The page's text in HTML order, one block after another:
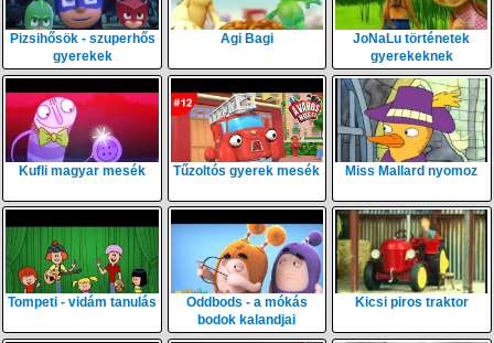
Pizsihősök - szuperhős
gyerekek
Agi Bagi
JoNaLu történetek
gyerekeknek
Kufli magyar mesék Tűzoltós gyerek mesék Miss Mallard nyomoz
Tompeti - vidám tanulás
Oddbods - a mókás
bodok kalandjai
Kicsi piros traktor